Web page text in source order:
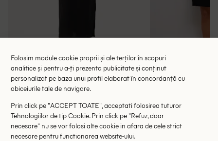
Rochie medie Part Two, negru
RRP: 909.00 lei
36
Folosim module cookie proprii și ale terților în scopuri
analitice și pentru a-ți prezenta publicitate și conținut
personalizat pe baza unui profil elaborat în concordanță cu
obiceiurile tale de navigare.
Prin click pe "ACCEPT TOATE", acceptati folosirea tuturor
Tehnologiilor de tip Cookie. Prin click pe "Refuz, doar
necesare" nu se vor folosi alte cookie in afara de cele strict
necesare pentru functionarea website-ului.